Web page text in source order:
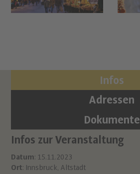
Infos zur Veranstaltung
Datum: 15.11.2023
Ort: Innsbruck, Altstadt
Infos
Adressen
Dokumente